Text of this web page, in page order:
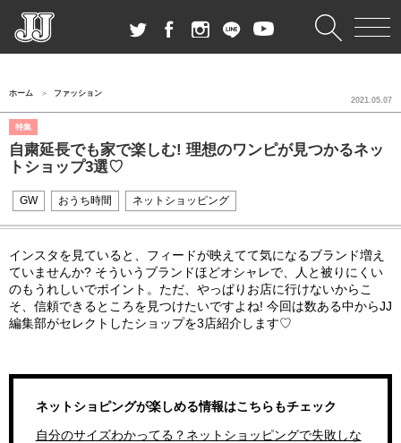
ホーム ファッション
特集
自粛延長でも家で楽しむ! 理想のワンピが見つかるネッ
トショップ3選♡
2021.05.07
GW おうち時間 ネットショッピング
インスタを見ていると、フィードが映えてて気になるブランド増え
ていませんか? そういうブランドほどオシャレで、人と被りにくい
のもうれしいでポイント。ただ、やっぱりお店に行けないからこ
そ、信頼できるところを見つけたいですよね! 今回は数ある中からJJ
編集部がセレクトしたショップを3店紹介します♡
ネットショピングが楽しめる情報はこちらもチェック
自分のサイズわかってる？ネットショッピングで失敗しな